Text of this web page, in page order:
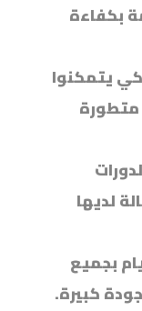
بكفاءة
يتمكنوا
متطورة
لديها
بجميع
كبيرة.